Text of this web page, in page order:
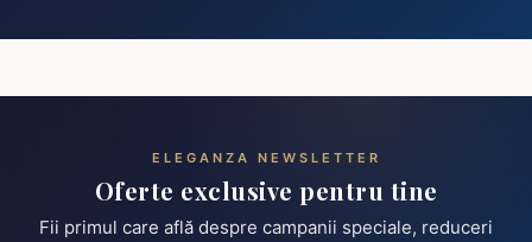
ELEGANZA NEWSLETTER
Oferte exclusive pentru tine
Fii primul care află despre campanii speciale, reduceri